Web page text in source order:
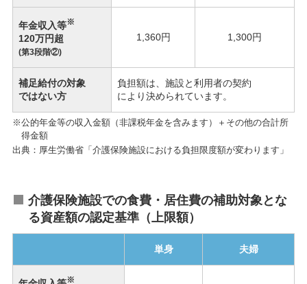
年金収入等※
120万円超
(第3段階②)
1,360円 1,300円
補足給付の対象
ではない方
負担額は、施設と利用者の契約
により決められています。
※公的年金等の収入金額（非課税年金を含みます）＋その他の合計所
得金額
出典：厚生労働省「介護保険施設における負担限度額が変わります」
介護保険施設での食費・居住費の補助対象とな
る資産額の認定基準（上限額）
単身 夫婦
※